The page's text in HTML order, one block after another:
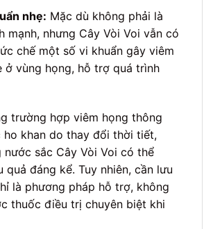
nhẹ: Mặc dù không phải là
mạnh, nhưng Cây Vòi Voi vẫn có
chế một số vi khuẩn gây viêm
ở vùng họng, hỗ trợ quá trình
trường hợp viêm họng thông
ho khan do thay đổi thời tiết,
nước sắc Cây Vòi Voi có thể
quả đáng kể. Tuy nhiên, cần lưu
là phương pháp hỗ trợ, không
thuốc điều trị chuyên biệt khi